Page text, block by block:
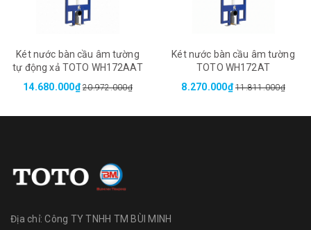
Két nước bàn cầu âm tường
tự động xả TOTO WH172AAT
14.680.000₫ 20.972.000₫
Két nước bàn cầu âm tường
TOTO WH172AT
8.270.000₫ 11.811.000₫
Địa chỉ:Công TY TNHH TM BÙI MINH